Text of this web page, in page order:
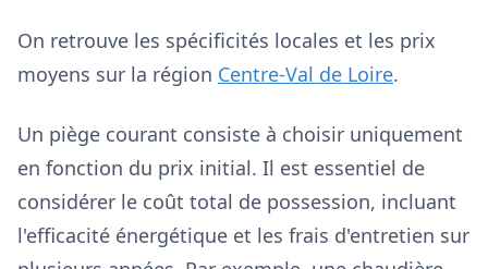
On retrouve les spécificités locales et les prix
moyens sur la région Centre-Val de Loire.
Un piège courant consiste à choisir uniquement
en fonction du prix initial. Il est essentiel de
considérer le coût total de possession, incluant
l'efficacité énergétique et les frais d'entretien sur